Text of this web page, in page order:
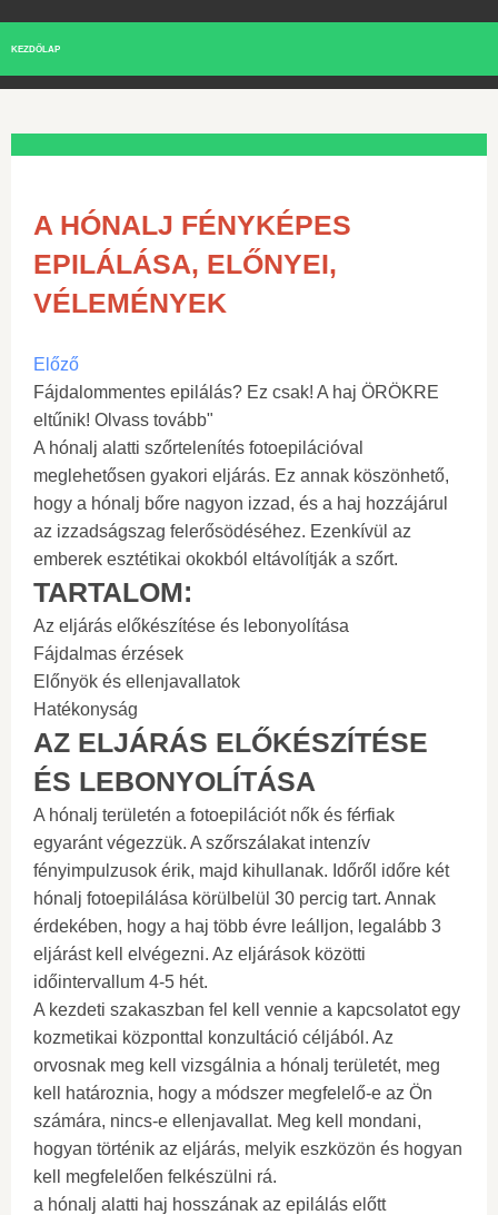
KEZDŐLAP
A HÓNALJ FÉNYKÉPES
EPILÁLÁSA, ELŐNYEI,
VÉLEMÉNYEK
Előző
Fájdalommentes epilálás? Ez csak! A haj ÖRÖKRE
eltűnik! Olvass tovább"
A hónalj alatti szőrtelenítés fotoepilációval
meglehetősen gyakori eljárás. Ez annak köszönhető,
hogy a hónalj bőre nagyon izzad, és a haj hozzájárul
az izzadságszag felerősödéséhez. Ezenkívül az
emberek esztétikai okokból eltávolítják a szőrt.
TARTALOM:
Az eljárás előkészítése és lebonyolítása
Fájdalmas érzések
Előnyök és ellenjavallatok
Hatékonyság
AZ ELJÁRÁS ELŐKÉSZÍTÉSE
ÉS LEBONYOLÍTÁSA
A hónalj területén a fotoepilációt nők és férfiak
egyaránt végezzük. A szőrszálakat intenzív
fényimpulzusok érik, majd kihullanak. Időről időre két
hónalj fotoepilálása körülbelül 30 percig tart. Annak
érdekében, hogy a haj több évre leálljon, legalább 3
eljárást kell elvégezni. Az eljárások közötti
időintervallum 4-5 hét.
A kezdeti szakaszban fel kell vennie a kapcsolatot egy
kozmetikai központtal konzultáció céljából. Az
orvosnak meg kell vizsgálnia a hónalj területét, meg
kell határoznia, hogy a módszer megfelelő-e az Ön
számára, nincs-e ellenjavallat. Meg kell mondani,
hogyan történik az eljárás, melyik eszközön és hogyan
kell megfelelően felkészülni rá.
a hónalj alatti haj hosszának az epilálás előtt